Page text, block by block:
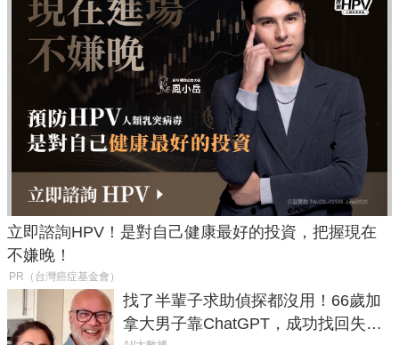
立即諮詢HPV！是對自己健康最好的投資，把握現在
不嫌晚！
PR（台灣癌症基金會）
找了半輩子求助偵探都沒用！66歲加
拿大男子靠ChatGPT，成功找回失散